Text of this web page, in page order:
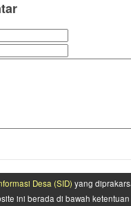
Desa (SID) yang
ini berada di bawah